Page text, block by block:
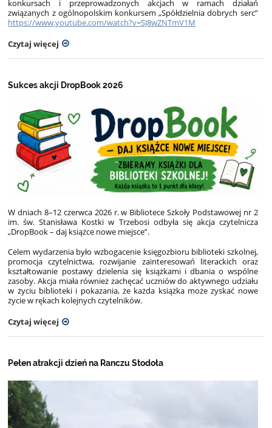
konkursach i przeprowadzonych akcjach w ramach działań
związanych z ogólnopolskim konkursem „Spółdzielnia dobrych serc”
https://www.youtube.com/watch?v=SJ8wZNTmV1M
Czytaj więcej
Sukces akcji DropBook 2026
W dniach 8–12 czerwca 2026 r. w Bibliotece Szkoły Podstawowej nr 2
im. św. Stanisława Kostki w Trzebosi odbyła się akcja czytelnicza
„DropBook – daj książce nowe miejsce”.
Celem wydarzenia było wzbogacenie księgozbioru biblioteki szkolnej,
promocja czytelnictwa, rozwijanie zainteresowań literackich oraz
kształtowanie postawy dzielenia się książkami i dbania o wspólne
zasoby. Akcja miała również zachęcać uczniów do aktywnego udziału
w życiu biblioteki i pokazania, że każda książka może zyskać nowe
życie w rękach kolejnych czytelników.
Czytaj więcej
Pełen atrakcji dzień na Ranczu Stodoła